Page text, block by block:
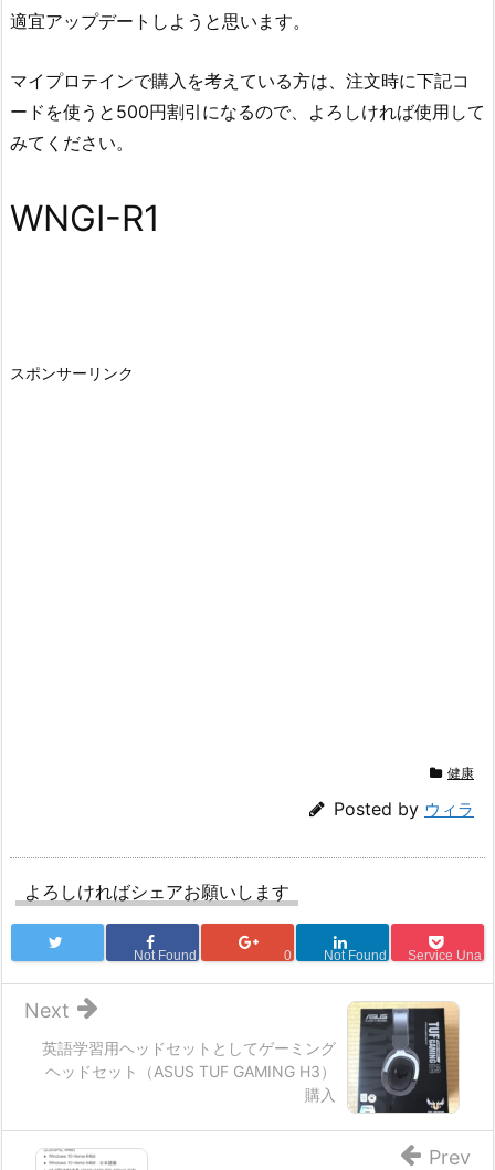
適宜アップデートしようと思います。
マイプロテインで購入を考えている方は、注文時に下記コ
ードを使うと500円割引になるので、よろしければ使用して
みてください。
WNGI-R1
スポンサーリンク
健康
Posted by ウィラ
よろしければシェアお願いします
Not Found 0 Not Found Service Una
英語学習用ヘッドセットとしてゲーミング
ヘッドセット（ASUS TUF GAMING H3）
購入
Next
Prev